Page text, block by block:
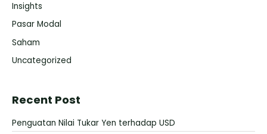
Insights
Pasar Modal
Saham
Uncategorized
Recent Post
Penguatan Nilai Tukar Yen terhadap USD